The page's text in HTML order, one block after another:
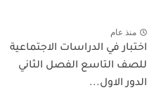
منذ عام
اختبار في الدراسات الاجتماعية
للصف التاسع الفصل الثاني
الدور الاول...